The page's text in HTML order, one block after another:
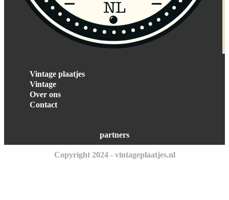
Vintage plaatjes
Vintage
Over ons
Contact
partners
Copyright 2024 - vintageplaatjes.nl